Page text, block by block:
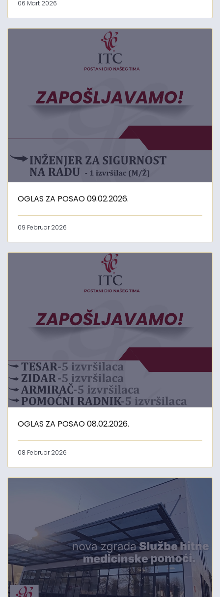
06 Mart 2026
OGLAS ZA POSAO 09.02.2026.
09 Februar 2026
OGLAS ZA POSAO 08.02.2026.
08 Februar 2026